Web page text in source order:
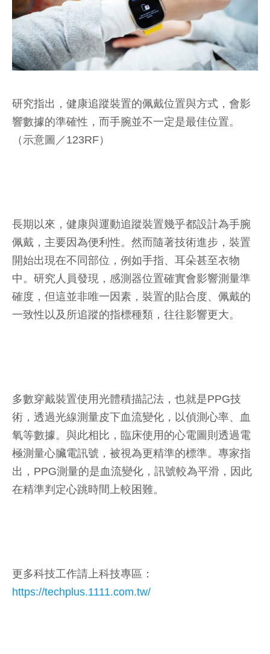
研究指出，健康追蹤裝置的佩戴位置與方式，會影
響數據的準確性，而手腕並不一定是最佳位置。
（示意圖／123RF）
長期以來，健康與運動追蹤裝置幾乎都設計為手腕
佩戴，主要因為便利性。然而隨著技術進步，裝置
開始出現在不同部位，例如手指、耳朵甚至衣物
中。研究人員發現，感測器位置確實會影響測量準
確度，但這並非唯一因素，裝置的貼合度、佩戴的
一致性以及所追蹤的指標種類，往往影響更大。
多數穿戴裝置使用光體積描記法，也就是PPG技
術，透過光線測量皮下血流變化，以偵測心率、血
氧等數據。與此相比，臨床使用的心電圖則透過電
極測量心臟電訊號，被視為更精準的標準。專家指
出，PPG測量的是血流變化，訊號較為平滑，因此
在精準判定心跳時間上較困難。
更多科技工作請上科技專區：
https://techplus.1111.com.tw/